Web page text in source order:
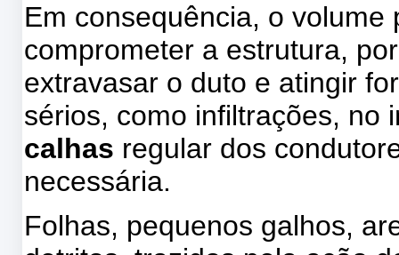
Em consequência, o
comprometer a estrutura,
extravasar o duto e atingir
sérios, como infiltrações, no
calhas regular dos
necessária.
Folhas, pequenos galhos,